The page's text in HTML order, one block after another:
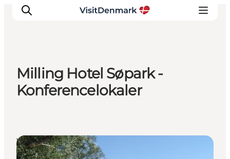
Inspiration
Planlæg ferien
Milling Hotel Søpark -
Konferencelokaler
Venues